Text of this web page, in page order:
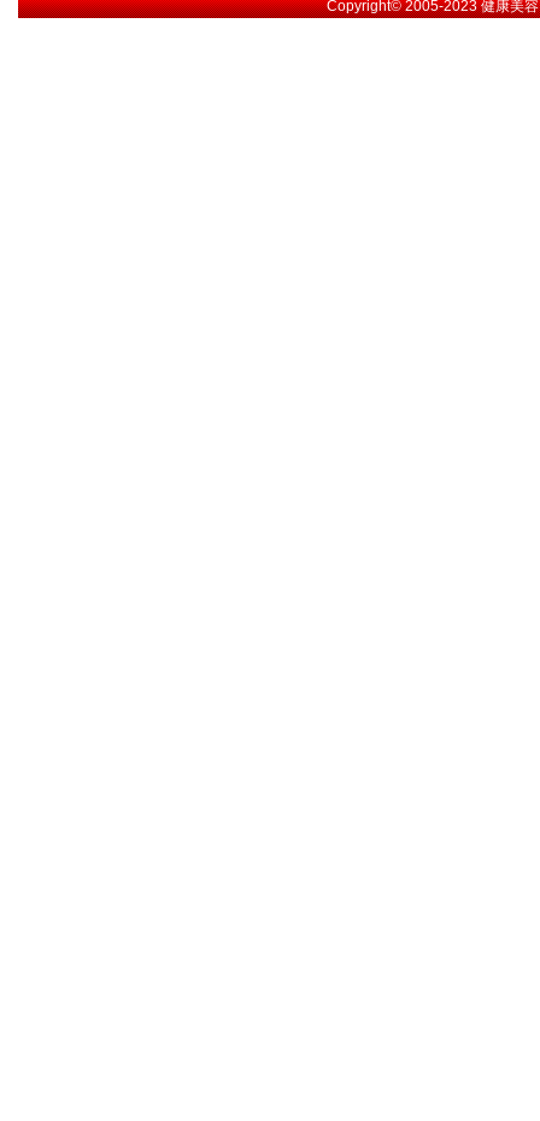
Copyright© 2005-2023健康美